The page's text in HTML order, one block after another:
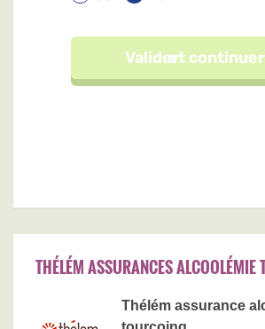
THÉLÉM ASSURANCES ALCOOLÉMIE
Thélém assurance